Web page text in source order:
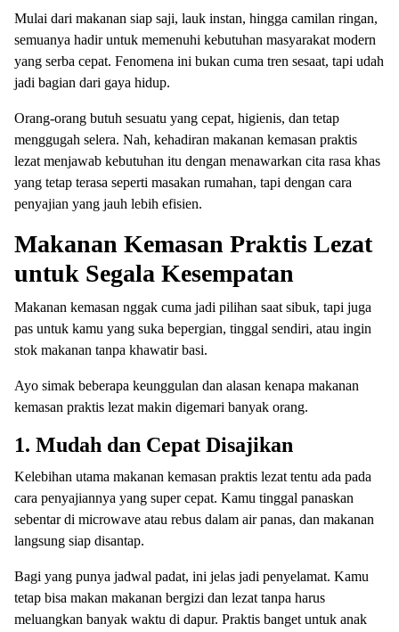
Mulai dari makanan siap saji, lauk instan, hingga camilan ringan,
semuanya hadir untuk memenuhi kebutuhan masyarakat modern
yang serba cepat. Fenomena ini bukan cuma tren sesaat, tapi udah
jadi bagian dari gaya hidup.
Orang-orang butuh sesuatu yang cepat, higienis, dan tetap
menggugah selera. Nah, kehadiran makanan kemasan praktis
lezat menjawab kebutuhan itu dengan menawarkan cita rasa khas
yang tetap terasa seperti masakan rumahan, tapi dengan cara
penyajian yang jauh lebih efisien.
Makanan Kemasan Praktis Lezat
untuk Segala Kesempatan
Makanan kemasan nggak cuma jadi pilihan saat sibuk, tapi juga
pas untuk kamu yang suka bepergian, tinggal sendiri, atau ingin
stok makanan tanpa khawatir basi.
Ayo simak beberapa keunggulan dan alasan kenapa makanan
kemasan praktis lezat makin digemari banyak orang.
1. Mudah dan Cepat Disajikan
Kelebihan utama makanan kemasan praktis lezat tentu ada pada
cara penyajiannya yang super cepat. Kamu tinggal panaskan
sebentar di microwave atau rebus dalam air panas, dan makanan
langsung siap disantap.
Bagi yang punya jadwal padat, ini jelas jadi penyelamat. Kamu
tetap bisa makan makanan bergizi dan lezat tanpa harus
meluangkan banyak waktu di dapur. Praktis banget untuk anak